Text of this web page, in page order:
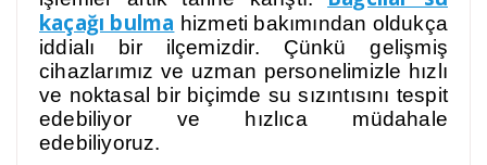
kaçağı bulma hizmeti bakımından oldukça
iddialı bir ilçemizdir. Çünkü gelişmiş
cihazlarımız ve uzman personelimizle hızlı
ve noktasal bir biçimde su sızıntısını tespit
edebiliyor ve hızlıca müdahale
edebiliyoruz.